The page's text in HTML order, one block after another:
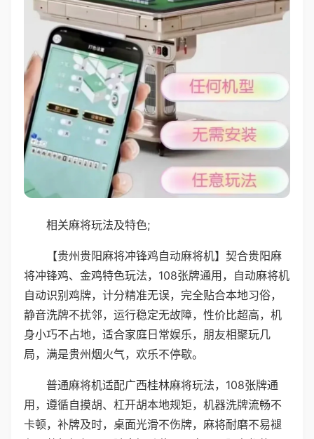
相关麻将玩法及特色;
【贵州贵阳麻将冲锋鸡自动麻将机】契合贵阳麻
将冲锋鸡、金鸡特色玩法，108张牌通用，自动麻将机
自动识别鸡牌，计分精准无误，完全贴合本地习俗，
静音洗牌不扰邻，运行稳定无故障，性价比超高，机
身小巧不占地，适合家庭日常娱乐，朋友相聚玩几
局，满是贵州烟火气，欢乐不停歇。
普通麻将机适配广西桂林麻将玩法，108张牌通
用，遵循自摸胡、杠开胡本地规矩，机器洗牌流畅不
卡顿，补牌及时，桌面光滑不伤牌，麻将耐磨不易褪